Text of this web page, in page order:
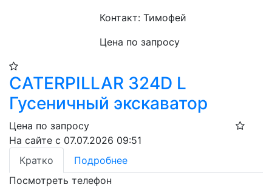
Контакт: Тимофей
Цена по запросу
CATERPILLAR 324D L
Гусеничный экскаватор
Цена по запросу
На сайте с 07.07.2026 09:51
Кратко
Подробнее
Посмотреть телефон